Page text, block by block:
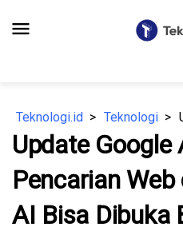
menu
Teknologi.id Teknologi
Update Google
Pencarian
AI Bisa Dibuka